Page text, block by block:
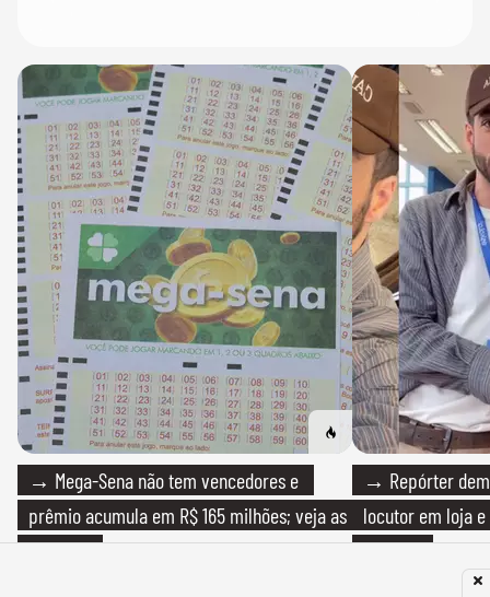
→ Mega-Sena não tem vencedores e
prêmio acumula em R$ 165 milhões; veja as
dezenas
→ Repórter
locutor em loja
versátil